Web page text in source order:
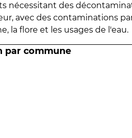
nécessitant des
avec des contaminations
la flore et les usages de l'eau.
par commune